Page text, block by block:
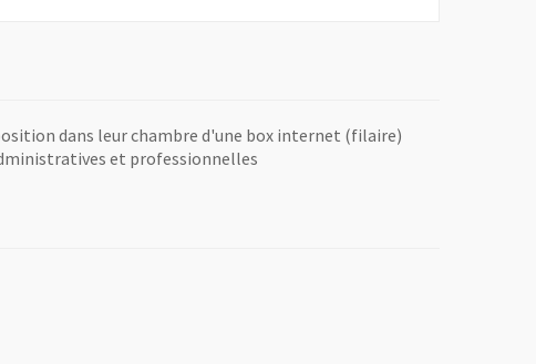
dans leur chambre d'une box internet (filaire)
et professionnelles